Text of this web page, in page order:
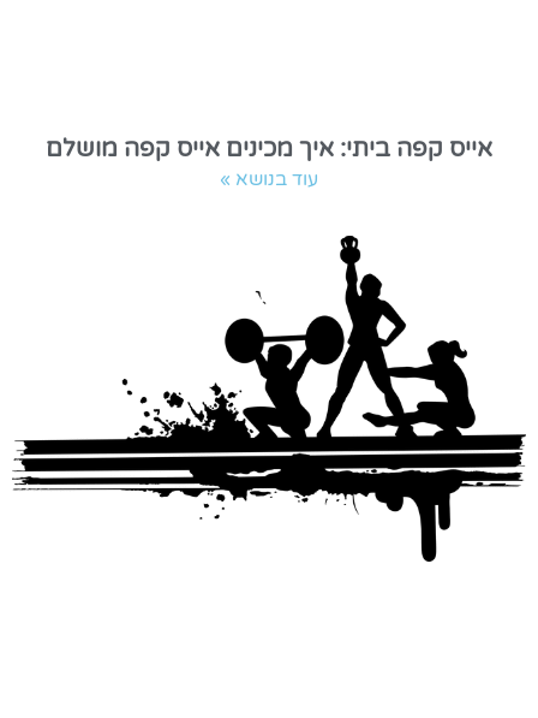
אייס קפה ביתי: איך מכינים אייס קפה מושלם
עוד בנושא »